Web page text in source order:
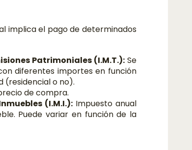
implica el pago de determinados
Patrimoniales (I.M.T.):Se
diferentes importes en función
(residencial o no).
de compra.
(I.M.I.): Impuesto anual
Puede variar en función de la